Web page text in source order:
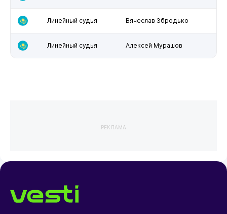
Линейный судья Вячеслав Збродько
Линейный судья Алексей Мурашов
РЕКЛАМА